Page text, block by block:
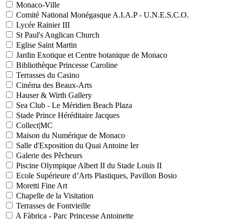
Monaco-Ville
Comité National Monégasque A.I.A.P - U.N.E.S.C.O.
Lycée Rainier III
St Paul's Anglican Church
Eglise Saint Martin
Jardin Exotique et Centre botanique de Monaco
Bibliothèque Princesse Caroline
Terrasses du Casino
Cinéma des Beaux-Arts
Hauser & Wirth Gallery
Sea Club - Le Méridien Beach Plaza
Stade Prince Héréditaire Jacques
Collect|MC
Maison du Numérique de Monaco
Salle d'Exposition du Quai Antoine Ier
Galerie des Pêcheurs
Piscine Olympique Albert II du Stade Louis II
Ecole Supérieure d’Arts Plastiques, Pavillon Bosio
Moretti Fine Art
Chapelle de la Visitation
Terrasses de Fontvieille
A Fàbrica - Parc Princesse Antoinette